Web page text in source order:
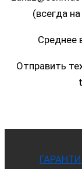
(всегда
Среднее
Отправить